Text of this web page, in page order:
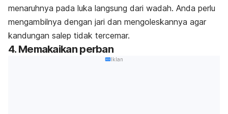
menaruhnya pada luka langsung dari wadah. Anda perlu
mengambilnya dengan jari dan mengoleskannya agar
kandungan salep tidak tercemar.
4. Memakaikan perban
Iklan